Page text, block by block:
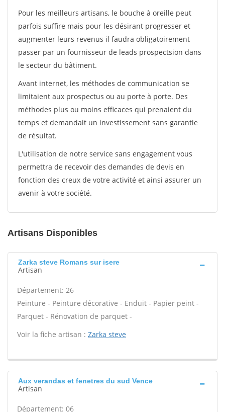
Pour les meilleurs artisans, le bouche à oreille peut
parfois suffire mais pour les désirant progresser et
augmenter leurs revenus il faudra obligatoirement
passer par un fournisseur de leads prospectsion dans
le secteur du bâtiment.
Avant internet, les méthodes de communication se
limitaient aux prospectus ou au porte à porte. Des
méthodes plus ou moins efficaces qui prenaient du
temps et demandait un investissement sans garantie
de résultat.
L'utilisation de notre service sans engagement vous
permettra de recevoir des demandes de devis en
fonction des creux de votre activité et ainsi assurer un
avenir à votre société.
Artisans Disponibles
Zarka steve Romans sur isere
Artisan
Département: 26
Peinture - Peinture décorative - Enduit - Papier peint -
Parquet - Rénovation de parquet -
Voir la fiche artisan : Zarka steve
Aux verandas et fenetres du sud Vence
Artisan
Département: 06